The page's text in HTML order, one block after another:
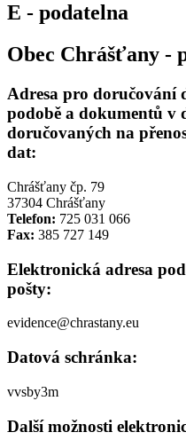
E - podatelna
Obec Chrášťany -
Adresa pro doručování
podobě a dokumentů v
doručovaných na
dat:
Chrášťany čp. 79
37304 Chrášťany
Telefon: 725 031 066
Fax: 385 727 149
Elektronická adresa
pošty:
evidence@chrastany.eu
Datová schránka:
vvsby3m
Další možnosti